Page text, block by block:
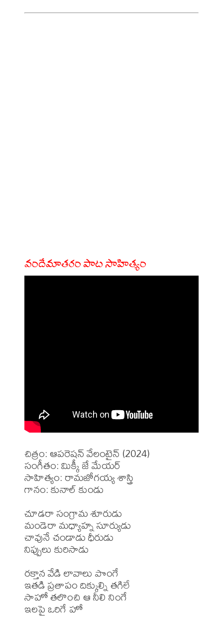
వందేమాతరం పాట సాహిత్యం
చిత్రం: ఆపరెషన్ వేలంటైన్ (2024)
సంగీతం: మిక్కీ జే మేయర్
సాహిత్యం: రామజోగయ్య శాస్త్రి
గానం: కునాల్ కుండు
చూడరా సంగ్రామ శూరుడు
మండెరా మధ్యాహ్న సూర్యుడు
చావునే చండాడు ధీరుడు
నిప్పులు కురిసాడు
రక్తాన వేడి లావాలు పొంగే
ఇతడి ప్రతాపం దిక్కుల్ని తగిలే
సాహో తలొంచి ఆ నీలి నింగే
ఇలపై ఒరిగే హో